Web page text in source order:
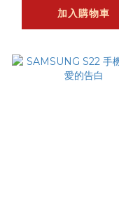
加入購物車